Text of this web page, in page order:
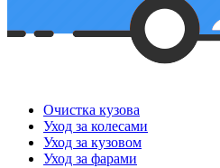
Очистка кузова
Уход за колесами
Уход за кузовом
Уход за фарами